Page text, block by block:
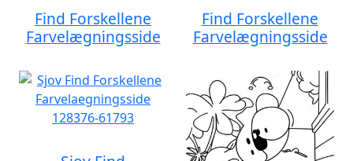
Find Forskellene
Farvelægningsside
Find Forskellene
Farvelægningsside